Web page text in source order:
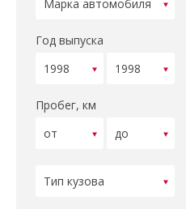
Год выпуска
Пробег, км